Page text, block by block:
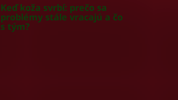
Keď koža svrbí: prečo sa
problémy stále vracajú a čo
s tým?